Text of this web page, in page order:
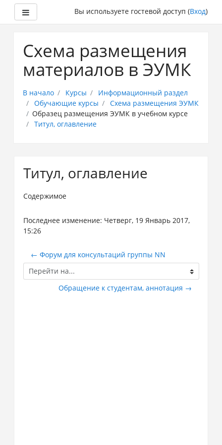
основному
Боковая панельВы используете гостевой доступ (Вход)
Схема размещения
материалов в ЭУМК
В начало Курсы
Информационный раздел
Обучающие курсы
Схема размещения ЭУМК
Образец размещения ЭУМК в учебном курсе
Титул, оглавление
Титул, оглавление
Содержимое
Последнее изменение: Четверг, 19 Январь 2017,
15:26
← Форум для консультаций группы NN
Перейти
на...
Обращение к студентам, аннотация →